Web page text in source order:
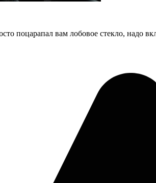
поцарапал вам лобовое стекло, надо